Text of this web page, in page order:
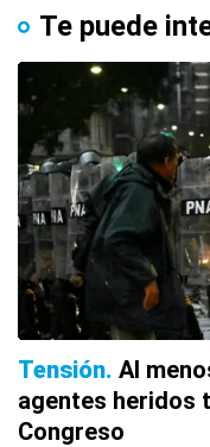
Te puede
Tensión Al
agentes heridos
Congreso